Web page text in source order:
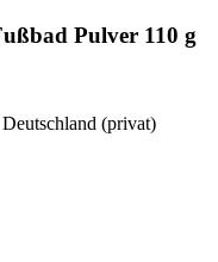
Pulver 110 g
(privat)